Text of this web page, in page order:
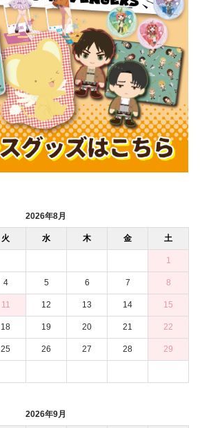
2026年8月
火 水 木 金 土
1
4 5 6 7 8
11 12 13 14 15
18 19 20 21 22
25 26 27 28 29
2026年9月